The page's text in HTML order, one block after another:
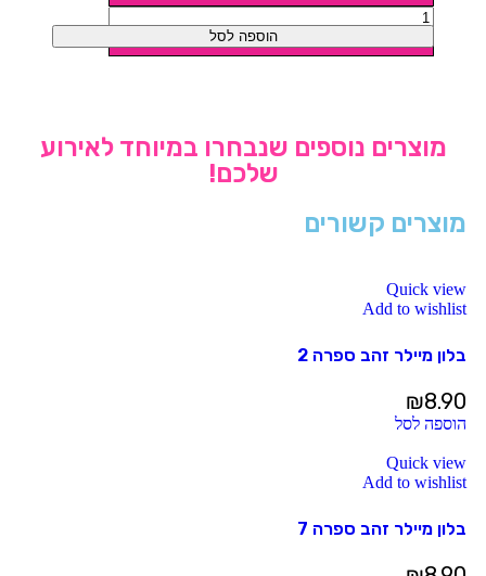
הוספה לסל
מוצרים נוספים שנבחרו במיוחד לאירוע
שלכם!
מוצרים קשורים
Quick view
Add to wishlist
בלון מיילר זהב ספרה 2
₪8.90
הוספה לסל
Quick view
Add to wishlist
בלון מיילר זהב ספרה 7